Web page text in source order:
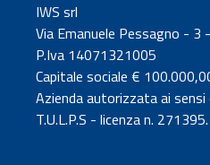
IWS srl
Via Emanuele Pessagno -
P.Iva 14071321005
Capitale sociale €
Azienda autorizzata ai
T.U.L.P.S - licenza n. 271395.